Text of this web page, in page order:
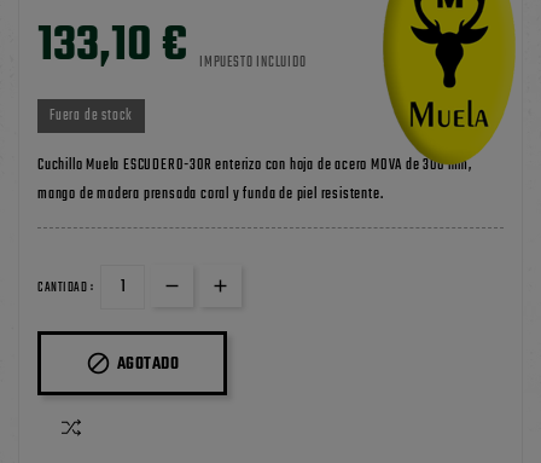
133,10 € IMPUESTO INCLUIDO
Fuera de stock
Cuchillo Muela ESCUDERO-30R enterizo con hoja de acero MOVA de 300 mm,
mango de madera prensada coral y funda de piel resistente.
CANTIDAD :
 AGOTADO